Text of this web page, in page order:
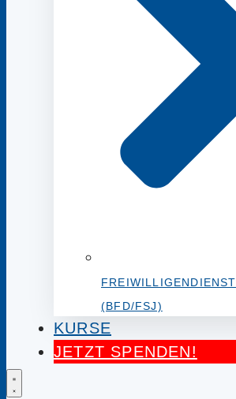
FREIWILLIGENDIENST
(BFD/FSJ)
KURSE
JETZT SPENDEN!